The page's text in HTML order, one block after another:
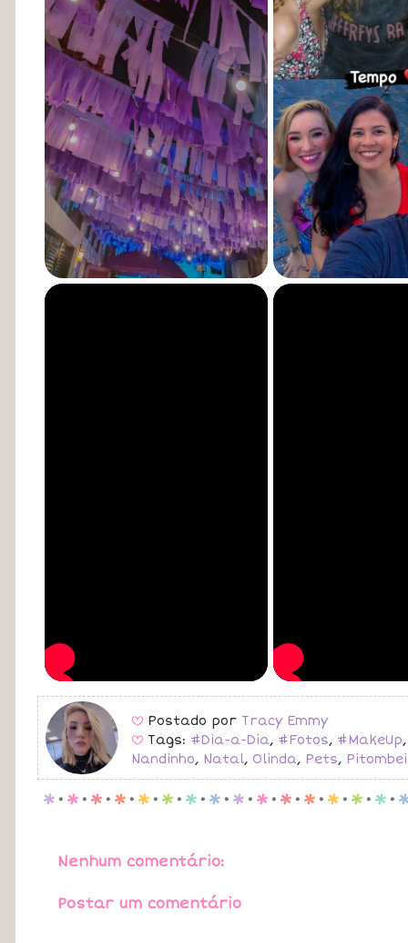
B Postado por Tracy Emmy
B Tags: #Dia-a-Dia, #Fotos, #MakeUp
Nandinho, Natal, Olinda, Pets,
p . p . p . p . p . p . p . p . p . p . p . p . p . p . p .
Nenhum comentário:
Postar um comentário